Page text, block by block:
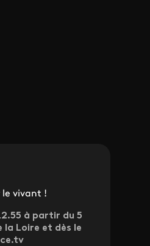
le vivant !
à partir du 5
la Loire et dès le